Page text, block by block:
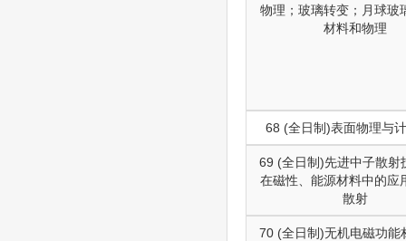
物理；玻璃转变；月球玻
材料和物理
68 (全日制)表面物理与
69 (全日制)先进中子散射
在磁性、能源材料中的应
散射
70 (全日制)无机电磁功能